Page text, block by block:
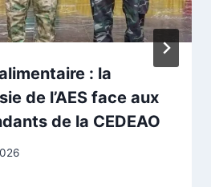
: la
de l’AES face aux
de la CEDEAO